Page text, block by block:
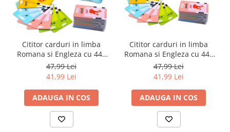
Cititor carduri in limba
Romana si Engleza cu 448
cuvinte, 224 imagini,
dezvoltare vocabular,
albastru
47,99 Lei
41,99 Lei
ADAUGA IN COS
Cititor carduri in limba
Romana si Engleza cu 448
cuvinte, 224 imagini,
dezvoltare vocabular, roz
47,99 Lei
41,99 Lei
ADAUGA IN COS